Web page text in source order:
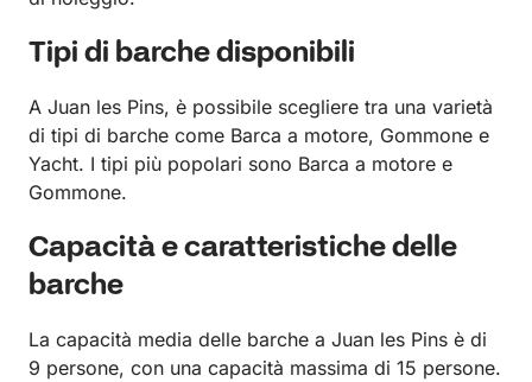
Tipi di barche disponibili
A Juan les Pins, è possibile scegliere tra una varietà
di tipi di barche come Barca a motore, Gommone e
Yacht. I tipi più popolari sono Barca a motore e
Gommone.
Capacità e caratteristiche delle
barche
La capacità media delle barche a Juan les Pins è di
9 persone, con una capacità massima di 15 persone.